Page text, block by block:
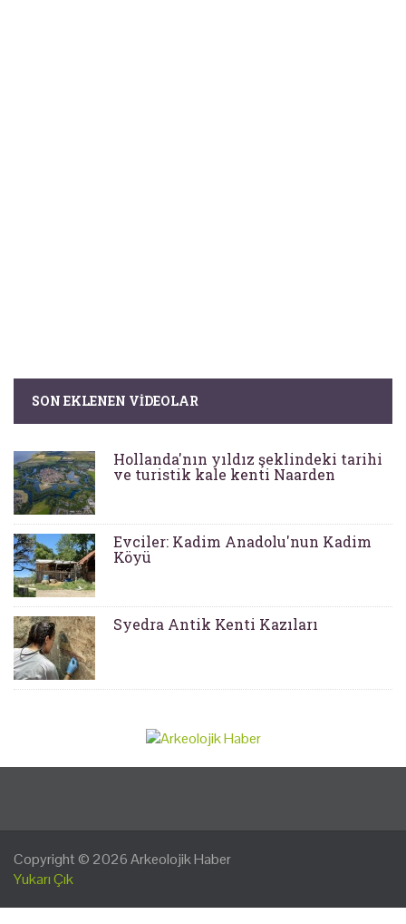
SON EKLENEN VIDEOLAR
Hollanda'nın yıldız şeklindeki tarihi
ve turistik kale kenti Naarden
Evciler: Kadim Anadolu'nun Kadim
Köyü
Syedra Antik Kenti Kazıları
Copyright © 2026Arkeolojik Haber
Yukarı Çık